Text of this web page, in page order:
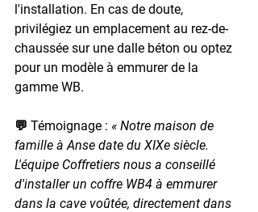
l'installation. En cas de doute,
privilégiez un emplacement au rez-de-
chaussée sur une dalle béton ou optez
pour un modèle à emmurer de la
gamme WB.
💬 Témoignage : « Notre maison de
famille à Anse date du XIXe siècle.
L'équipe Coffretiers nous a conseillé
d'installer un coffre WB4 à emmurer
dans la cave voûtée, directement dans